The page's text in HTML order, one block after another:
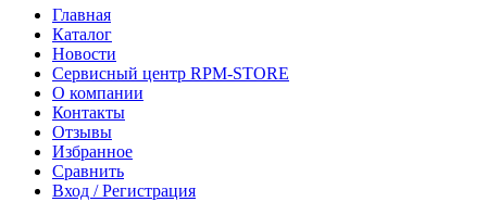
Главная
Каталог
Новости
Сервисный центр RPM-STORE
О компании
Контакты
Отзывы
Избранное
Сравнить
Вход / Регистрация